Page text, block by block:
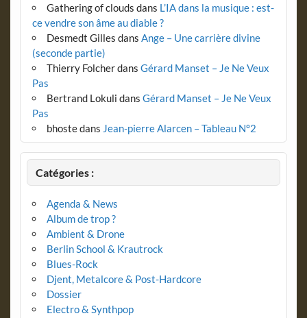
Gathering of clouds dans L’IA dans la musique : est-
ce vendre son âme au diable ?
Desmedt Gilles dans Ange – Une carrière divine
(seconde partie)
Thierry Folcherdans Gérard Manset – Je Ne Veux
Pas
Bertrand Lokuli dans Gérard Manset – Je Ne Veux
Pas
bhostedans Jean-pierre Alarcen – Tableau N°2
Catégories :
Agenda & News
Album de trop ?
Ambient & Drone
Berlin School & Krautrock
Blues-Rock
Djent, Metalcore & Post-Hardcore
Dossier
Electro & Synthpop